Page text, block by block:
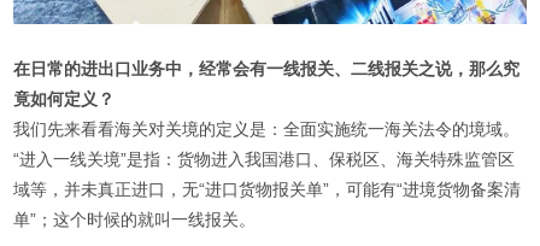
在日常的进出口业务中，经常会有一线报关、二线报关之说，那么究
竟如何定义？
我们先来看看海关对关境的定义是：全面实施统一海关法令的境域。
“进入一线关境”是指：货物进入我国港口、保税区、海关特殊监管区
域等，并未真正进口，无“进口货物报关单”，可能有“进境货物备案清
单”；这个时候的就叫一线报关。